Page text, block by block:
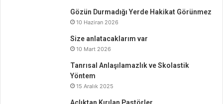
Gözün Durmadığı Yerde Hakikat Görünmez
10 Haziran 2026
Size anlatacaklarım var
10 Mart 2026
Tanrısal Anlaşılamazlık ve Skolastik
Yöntem
15 Aralık 2025